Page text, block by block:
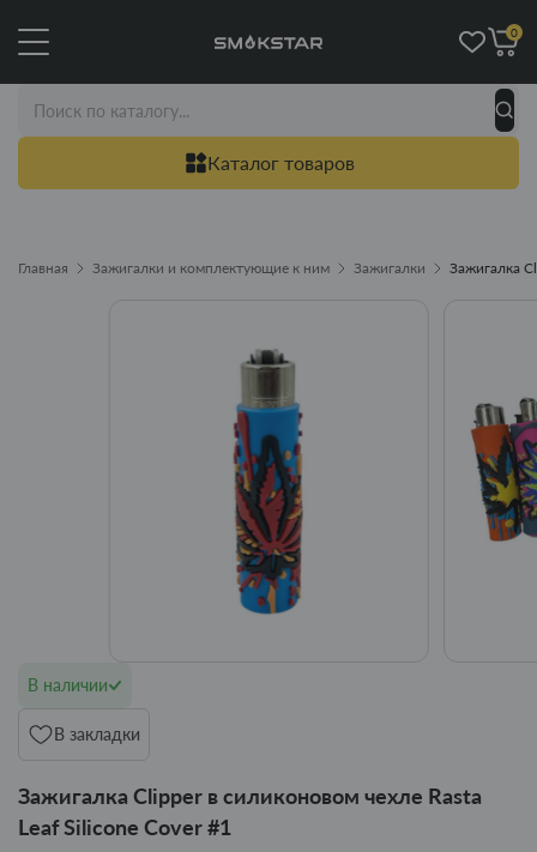
Каталог товаров
0
Главная Зажигалки и комплектующие к ним Зажигалки Зажигалка
В наличии
В закладки
Зажигалка Clipper в силиконовом чехле Rasta
Leaf Silicone Cover #1